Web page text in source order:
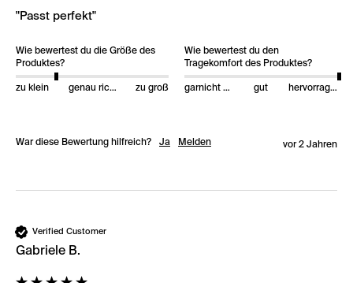
"Passt perfekt"
Wie bewertest du die Größe des
Produktes?
zu klein genau richtig zu groß
Wie bewertest du den
Tragekomfort des Produktes?
garnicht gut gut hervorragend
War diese Bewertung hilfreich? Ja Melden vor 2 Jahren
Verified Customer
Gabriele B.